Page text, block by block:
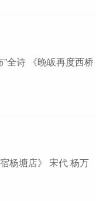
全诗 《晚皈再度西桥
杨塘店》 宋代 杨万